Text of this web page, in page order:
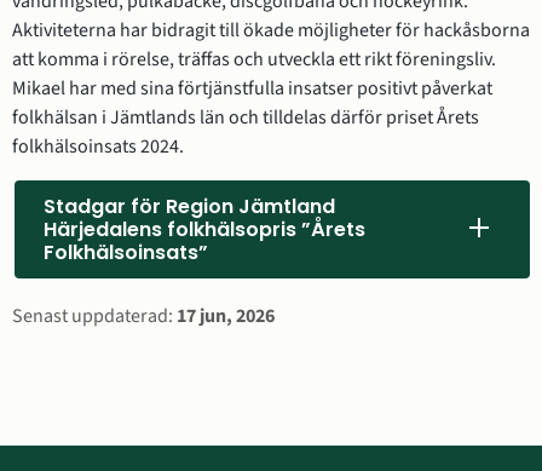
Aktiviteterna har bidragit till ökade möjligheter för hackåsborna
att komma i rörelse, träffas och utveckla ett rikt föreningsliv.
Mikael har med sina förtjänstfulla insatser positivt påverkat
folkhälsan i Jämtlands län och tilldelas därför priset Årets
folkhälsoinsats 2024.
Stadgar för Region Jämtland
Härjedalens folkhälsopris ”Årets
Folkhälsoinsats”
Sidinformation
Senast uppdaterad: 17 jun, 2026